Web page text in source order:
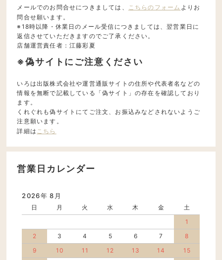
メールでのお問合せにつきましては、 こちらのフォーム よりお
問合せ願います。
※18時以降・休業日のメール受信につきましては、翌営業日に
返信させていただきますのでご了承ください。
店舗運営責任者：江藤彩夏
※偽サイトにご注意ください
いろは出版株式会社や運営通販サイトの住所や代表者名などの
情報を無断で記載している「偽サイト」の存在を確認しており
ます。
くれぐれも偽サイトにてご注文、お振込みなどされないようご
注意願います。
詳細は こちら
営業日カレンダー
2026年 8月
日 月 火 水 木 金
土
1
2
3 4 5 6 7
8
9
10 11 12 13 14
15